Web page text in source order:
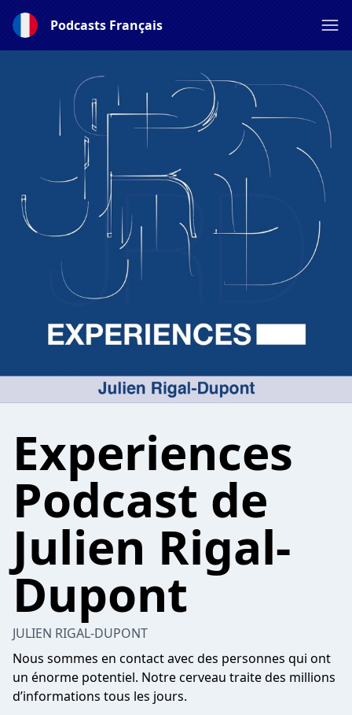
Podcasts Français
Experiences
Podcast de
Julien Rigal-
Dupont
JULIEN RIGAL-DUPONT
Nous sommes en contact avec des personnes qui ont
un énorme potentiel. Notre cerveau traite des millions
d’informations tous les jours.